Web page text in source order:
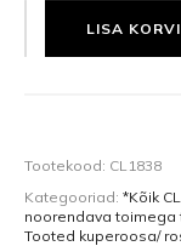
LISA KORVI
Tootekood: CL1838
Kategooriad: *Kõik
noorendava toimega
Tooted kuperoosa/